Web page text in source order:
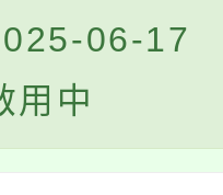
06-17
用中